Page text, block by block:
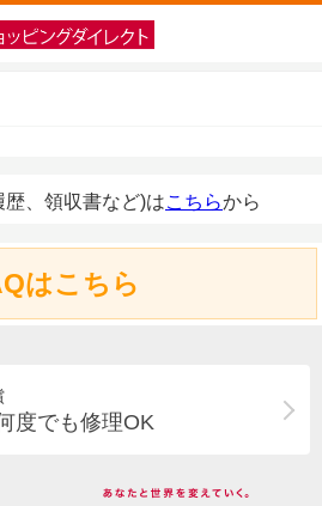
、領収書など)はこちらから
はこちら
度でも修理OK